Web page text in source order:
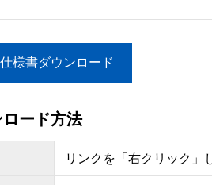
様書ダウンロード
ード方法
リンクを「右クリック」